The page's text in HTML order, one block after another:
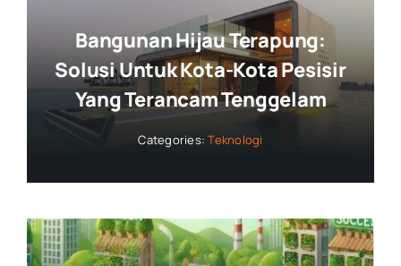
Bangunan Hijau Terapung:
Solusi Untuk Kota-Kota Pesisir
Yang Terancam Tenggelam
Categories:Teknologi